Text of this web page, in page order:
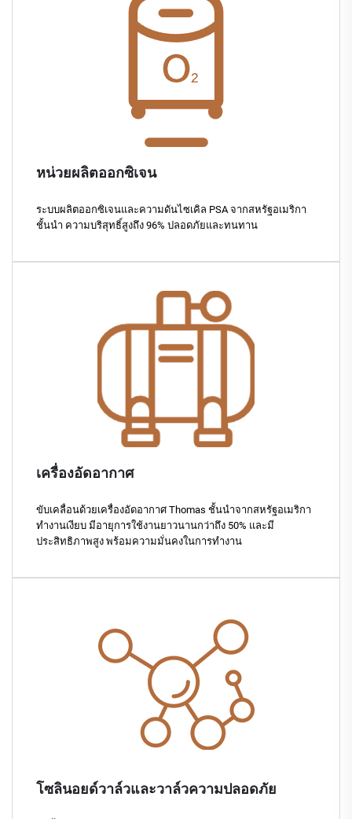
หน่วยผลิตออกซิเจน
ระบบผลิตออกซิเจนและความดันไซเคิล PSA จากสหรัฐอเมริกา
ชั้นนำ ความบริสุทธิ์สูงถึง 96% ปลอดภัยและทนทาน
เครื่องอัดอากาศ
ขับเคลื่อนด้วยเครื่องอัดอากาศ Thomas ชั้นนำจากสหรัฐอเมริกา
ทำงานเงียบ มีอายุการใช้งานยาวนานกว่าถึง 50% และมี
ประสิทธิภาพสูง พร้อมความมั่นคงในการทำงาน
โซลินอยด์วาล์วและวาล์วความปลอดภัย